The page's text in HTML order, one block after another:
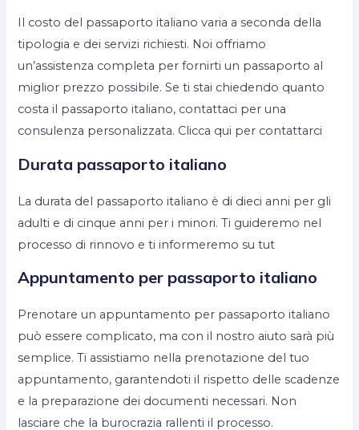
Il costo del passaporto italiano varia a seconda della
tipologia e dei servizi richiesti. Noi offriamo
un’assistenza completa per fornirti un passaporto al
miglior prezzo possibile. Se ti stai chiedendo quanto
costa il passaporto italiano, contattaci per una
consulenza personalizzata. Clicca qui per contattarci
Durata passaporto italiano
La durata del passaporto italiano è di dieci anni per gli
adulti e di cinque anni per i minori. Ti guideremo nel
processo di rinnovo e ti informeremo su tut
Appuntamento per passaporto italiano
Prenotare un appuntamento per passaporto italiano
può essere complicato, ma con il nostro aiuto sarà più
semplice. Ti assistiamo nella prenotazione del tuo
appuntamento, garantendoti il rispetto delle scadenze
e la preparazione dei documenti necessari. Non
lasciare che la burocrazia rallenti il processo.